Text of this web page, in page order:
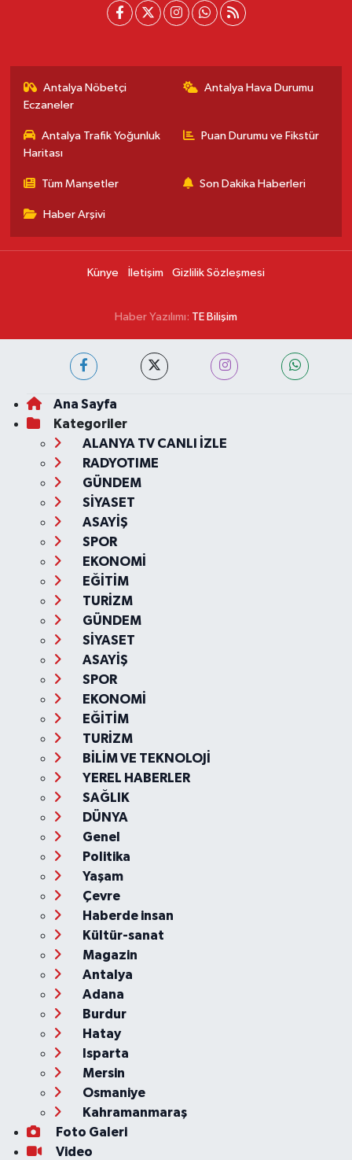
Antalya Nöbetçi
Eczaneler
Antalya Hava Durumu
Antalya Trafik Yoğunluk
Haritası
Puan Durumu ve Fikstür
Tüm Manşetler Son Dakika Haberleri
Haber Arşivi
Künye İletişim Gizlilik Sözleşmesi
Haber Yazılımı: TE Bilişim
Ana Sayfa
Kategoriler
ALANYA TV CANLI İZLE
RADYOTIME
GÜNDEM
SİYASET
ASAYİŞ
SPOR
EKONOMİ
EĞİTİM
TURİZM
GÜNDEM
SİYASET
ASAYİŞ
SPOR
EKONOMİ
EĞİTİM
TURİZM
BİLİM VE TEKNOLOJİ
YEREL HABERLER
SAĞLIK
DÜNYA
Genel
Politika
Yaşam
Çevre
Haberde insan
Kültür-sanat
Magazin
Antalya
Adana
Burdur
Hatay
Isparta
Mersin
Osmaniye
Kahramanmaraş
Foto Galeri
Video